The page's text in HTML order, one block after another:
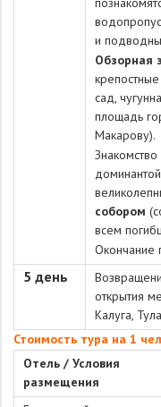
и
Обзорная
сад,
площадь
Макарову).
собором
всем
Окончание
5 день
открытия
Калуга, Тула
Стоимость тура на 1
Отель / Условия
размещения